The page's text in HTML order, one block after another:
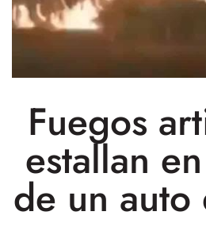
Fuegos
estallan
de un auto